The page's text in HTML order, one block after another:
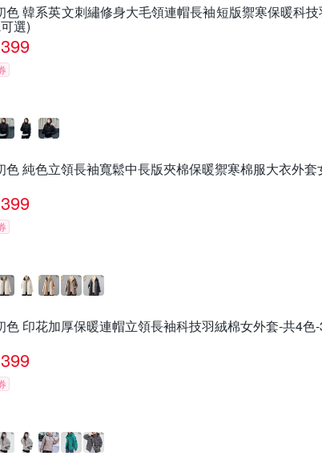
色 韓系英文刺繡修身大毛領連帽長袖短版禦寒保暖科
選)
399
色 純色立領長袖寬鬆中長版夾棉保暖禦寒棉服大衣外
399
色 印花加厚保暖連帽立領長袖科技羽絨棉女外套-共4色
399